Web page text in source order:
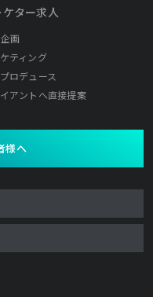
ケター求人
画
ティング
ロデュース
アントへ直接提案
様へ